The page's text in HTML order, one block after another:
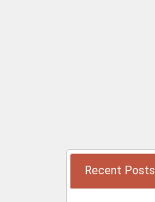
Recent Posts